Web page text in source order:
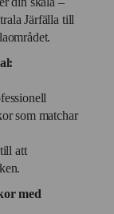
Järfälla till
som matchar
att
med